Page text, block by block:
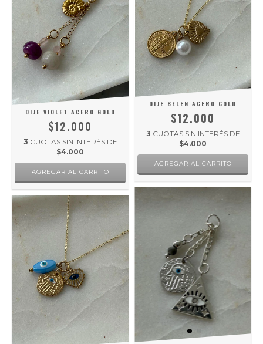
DIJE VIOLET ACERO GOLD
$12.000
3 CUOTAS SIN INTERÉS DE
$4.000
DIJE BELEN ACERO GOLD
$12.000
3 CUOTAS SIN INTERÉS DE
$4.000